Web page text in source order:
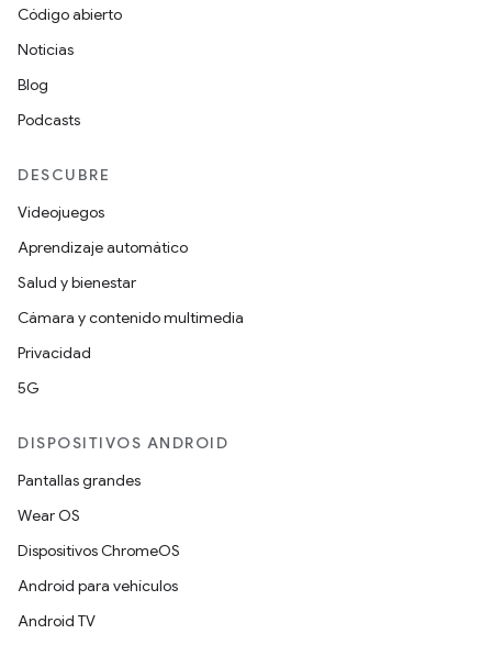
Código abierto
Noticias
Blog
Podcasts
DESCUBRE
Videojuegos
Aprendizaje automático
Salud y bienestar
Cámara y contenido multimedia
Privacidad
5G
DISPOSITIVOS ANDROID
Pantallas grandes
Wear OS
Dispositivos ChromeOS
Android para vehículos
Android TV